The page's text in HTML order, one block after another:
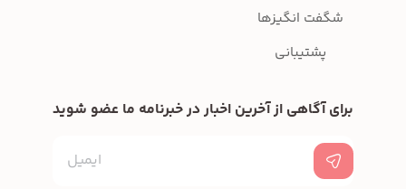
شگفت انگیزها
پشتیبانی
برای آگاهی از آخرین اخبار در خبرنامه ما عضو شوید